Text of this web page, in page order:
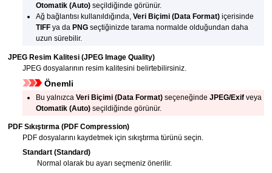
Otomatik (Auto) seçildiğinde görünür.
Ağ bağlantısı kullanıldığında,Veri Biçimi (Data Format) içerisinde
TIFF ya da PNG seçtiğinizde tarama normalde olduğundan daha
uzun sürebilir.
JPEG Resim Kalitesi (JPEG Image Quality)
JPEG dosyalarının resim kalitesini belirtebilirsiniz.
Önemli
Bu yalnızcaVeri Biçimi (Data Format) seçeneğindeJPEG/Exif veya
Otomatik (Auto) seçildiğinde görünür.
PDF Sıkıştırma (PDF Compression)
PDF dosyalarını kaydetmek için sıkıştırma türünü seçin.
Standart (Standard)
Normal olarak bu ayarı seçmeniz önerilir.